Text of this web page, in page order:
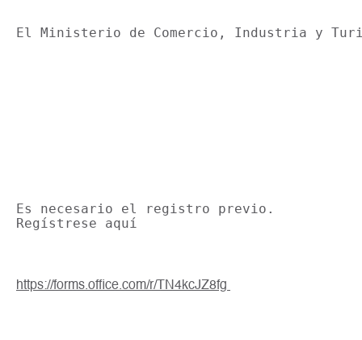
El Ministerio de Comercio, Industria y
Es necesario el registro previo.
Regístrese aquí
https://forms.office.com/r/TN4kcJZ8fg